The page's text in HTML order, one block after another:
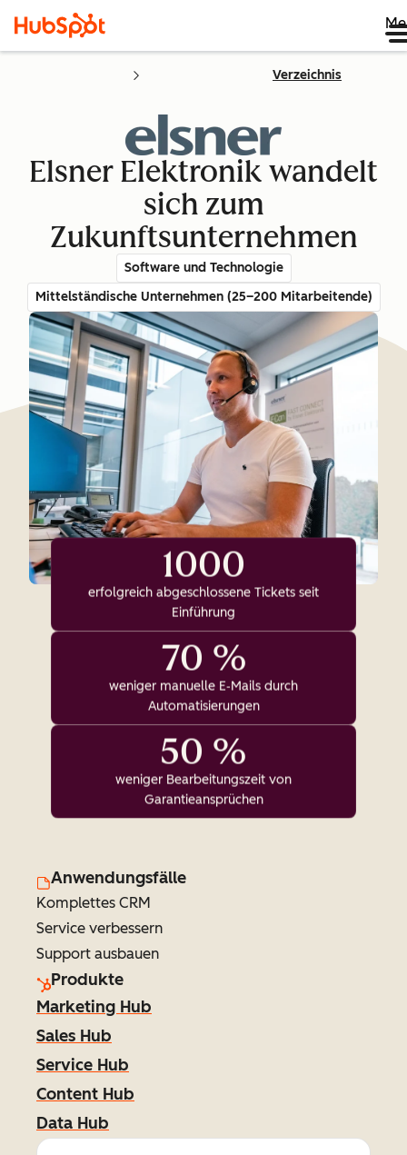
Verzeichnis
Elsner Elektronik wandelt
sich zum
Zukunftsunternehmen
Software und Technologie
Mittelständische Unternehmen (25–200 Mitarbeitende)
1000
erfolgreich abgeschlossene Tickets seit
Einführung
70 %
weniger manuelle E‑Mails durch
Automatisierungen
50 %
weniger Bearbeitungszeit von
Garantieansprüchen
Anwendungsfälle
Komplettes CRM
Service verbessern
Support ausbauen
Produkte
Marketing Hub
Sales Hub
Service Hub
Content Hub
Data Hub